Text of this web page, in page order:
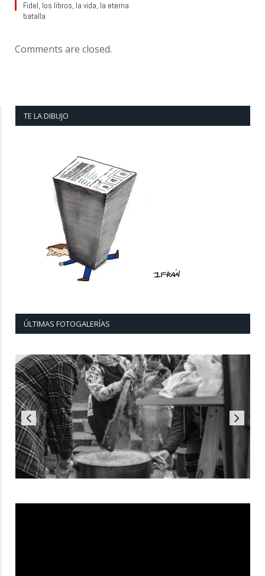
Fidel, los libros, la vida, la eterna
batalla
Comments are closed.
TE LA DIBUJO
ÚLTIMAS FOTOGALERÍAS